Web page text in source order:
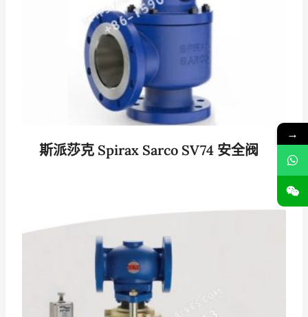
斯派莎克 Spirax Sarco SV74 安全阀
→